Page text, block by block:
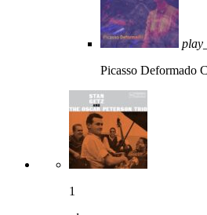
Picasso Deformado
1